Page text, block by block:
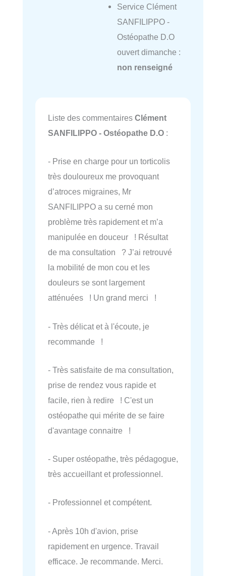
Service Clément
SANFILIPPO -
Ostéopathe D.O
ouvert dimanche :
non renseigné
Liste des commentaires Clément
SANFILIPPO - Ostéopathe D.O :
- Prise en charge pour un torticolis
très douloureux me provoquant
d’atroces migraines, Mr
SANFILIPPO a su cerné mon
problème très rapidement et m’a
manipulée en douceur ! Résultat
de ma consultation ? J’ai retrouvé
la mobilité de mon cou et les
douleurs se sont largement
atténuées ! Un grand merci !
- Très délicat et à l'écoute, je
recommande !
- Très satisfaite de ma consultation,
prise de rendez vous rapide et
facile, rien à redire ! C'est un
ostéopathe qui mérite de se faire
d'avantage connaitre !
- Super ostéopathe, très pédagogue,
très accueillant et professionnel.
- Professionnel et compétent.
- Après 10h d'avion, prise
rapidement en urgence. Travail
efficace. Je recommande. Merci.